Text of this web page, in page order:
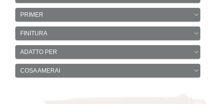
PRIMER
FINITURA
ADATTO PER
COSA AMERAI